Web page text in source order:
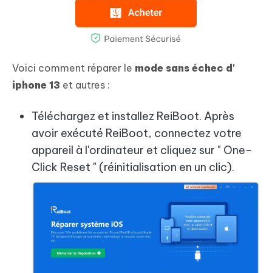
Voici comment réparer le mode sans échec d'
iphone 13 et autres :
Téléchargez et installez ReiBoot. Après
avoir exécuté ReiBoot, connectez votre
appareil à l'ordinateur et cliquez sur " One-
Click Reset " (réinitialisation en un clic).